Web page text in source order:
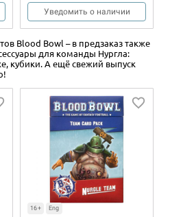
Уведомить о наличии
Warhammer Underworlds:
Illusory Might Rivals Deck
975 ₽ 1 950 ₽ -50%
Blood Bowl – в предзаказ также
для команды Нургла:
кубики. А ещё свежий выпуск
16+ Eng